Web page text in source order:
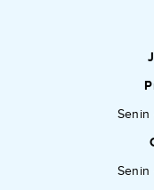
Senin
Senin